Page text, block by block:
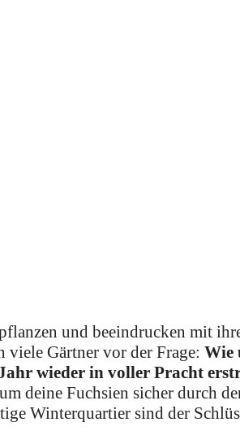
und beeindrucken mit
viele Gärtner vor der Frage:Wie
wieder in voller Pracht
deine Fuchsien sicher durch
Winterquartier sind der